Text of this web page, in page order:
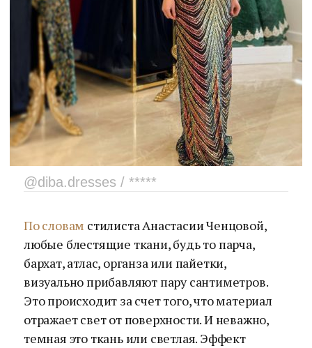
@diba.dresses / *****
По словам стилиста Анастасии Ченцовой,
любые блестящие ткани, будь то парча,
бархат, атлас, органза или пайетки,
визуально прибавляют пару сантиметров.
Это происходит за счет того, что материал
отражает свет от поверхности. И неважно,
темная это ткань или светлая. Эффект